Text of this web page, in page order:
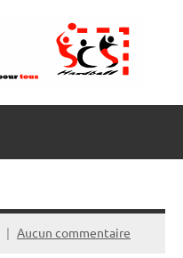
Aucun commentaire